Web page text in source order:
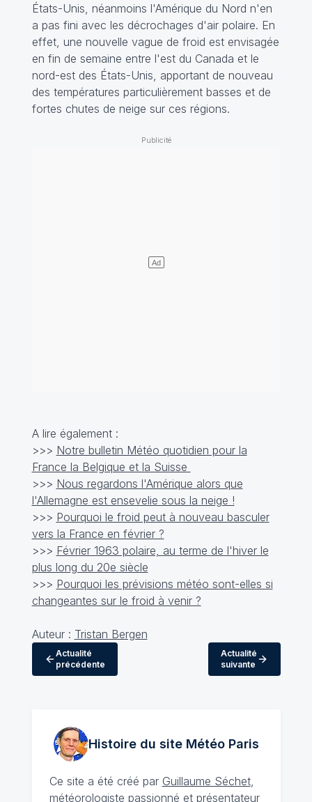
États-Unis, néanmoins l'Amérique du Nord n'en
a pas fini avec les décrochages d'air polaire. En
effet, une nouvelle vague de froid est envisagée
en fin de semaine entre l'est du Canada et le
nord-est des États-Unis, apportant de nouveau
des températures particulièrement basses et de
fortes chutes de neige sur ces régions.
A lire également :
>>> Notre bulletin Météo quotidien pour la
France la Belgique et la Suisse
>>> Nous regardons l'Amérique alors que
l'Allemagne est ensevelie sous la neige !
>>> Pourquoi le froid peut à nouveau basculer
vers la France en février ?
>>> Février 1963 polaire, au terme de l'hiver le
plus long du 20e siècle
>>> Pourquoi les prévisions météo sont-elles si
changeantes sur le froid à venir ?
Auteur : Tristan Bergen
Actualité
précédente
Actualité
suivante
Histoire du site MétéoParis
Ce site a été créé par Guillaume Séchet,
météorologiste passionné et présentateur